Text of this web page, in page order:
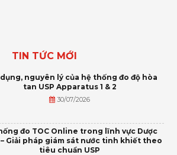
TIN TỨC MỚI
nguyên lý của hệ thống đo độ hòa
tan USP Apparatus 1 & 2
30/07/2026
đo TOC Online trong lĩnh vực Dược
– Giải pháp giám sát nước tinh khiết theo
tiêu chuẩn USP